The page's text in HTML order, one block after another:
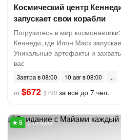
Космический центр
запускает свои корабли
Погрузитесь в мир
Кеннеди, где Илон Маск
Уникальные артефакты и
вас
Завтра в 08:00
10 авг в 08:00
от$672 $790 за всё до 7 чел.
3 отзыва